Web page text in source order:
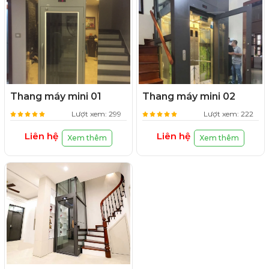
Thang máy mini 01
Lượt xem: 299
Liên hệ Xem thêm
Thang máy mini 02
Lượt xem: 222
Liên hệ Xem thêm